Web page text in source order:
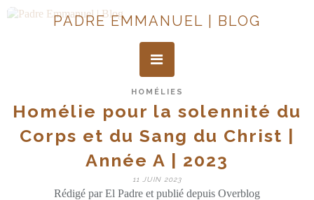
PADRE EMMANUEL | BLOG
HOMÉLIES
Homélie pour la solennité du
Corps et du Sang du Christ |
Année A | 2023
11 JUIN 2023
Rédigé par El Padre et publié depuis Overblog